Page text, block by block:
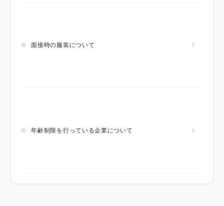
面接時の服装について
年齢制限を行っている企業について